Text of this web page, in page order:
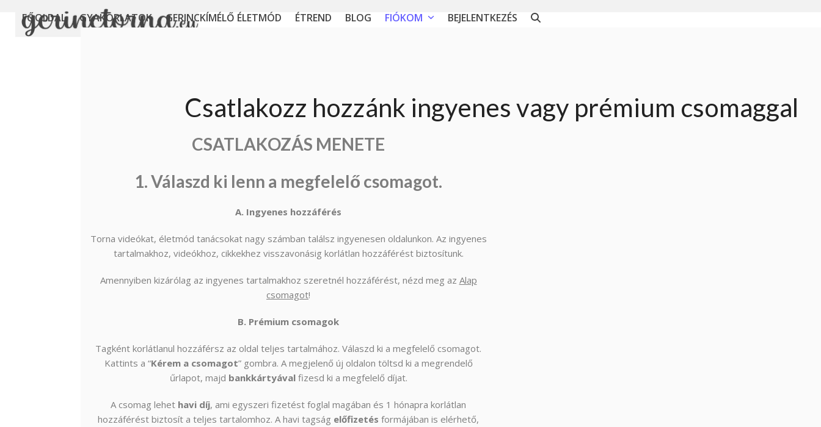
content
FŐOLDAL GYAKORLATOK GERINCKÍMÉLŐ ÉLETMÓD ÉTREND BLOG FIÓKOM BEJELENTKEZÉS
Csatlakozz hozzánk ingyenes vagy prémium csomaggal
CSATLAKOZÁS MENETE
1. Válaszd ki lenn a megfelelő csomagot.
A. Ingyenes hozzáférés
Torna videókat, életmód tanácsokat nagy számban találsz ingyenesen oldalunkon. Az ingyenes
tartalmakhoz, videókhoz, cikkekhez visszavonásig korlátlan hozzáférést biztosítunk.
Amennyiben kizárólag az ingyenes tartalmakhoz szeretnél hozzáférést, nézd meg az Alap
csomagot!
B. Prémium csomagok
Tagként korlátlanul hozzáférsz az oldal teljes tartalmához. Válaszd ki a megfelelő csomagot.
Kattints a “Kérem a csomagot” gombra. A megjelenő új oldalon töltsd ki a megrendelő
űrlapot, majd bankkártyávalfizesd ki a megfelelő díjat.
A csomag lehet havi díj, ami egyszeri fizetést foglal magában és 1 hónapra korlátlan
hozzáférést biztosít a teljes tartalomhoz. A havi tagság előfizetés formájában is elérhető,